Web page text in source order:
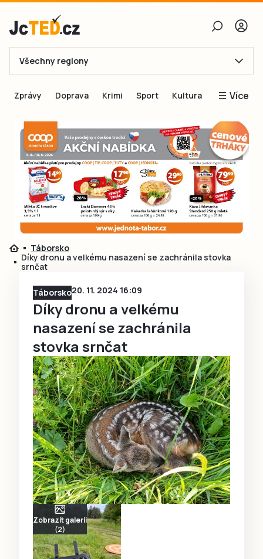
E-mail
Obnovit heslo
Přihlásit se
Přihlásit se přes Facebook
Ještě nemám účet, chci seRegistrovat
Všechny regiony
Zprávy Doprava Krimi Sport Kultura Více
Inspirace
Čtenáři píší
Speciální přílohy
Inzerce
Táborsko
Díky dronu a velkému nasazení se zachránila stovka
srnčat
Táborsko20. 11. 2024 16:09
Díky dronu a velkému
nasazení se zachránila
stovka srnčat
Zobrazit galerii
(2)